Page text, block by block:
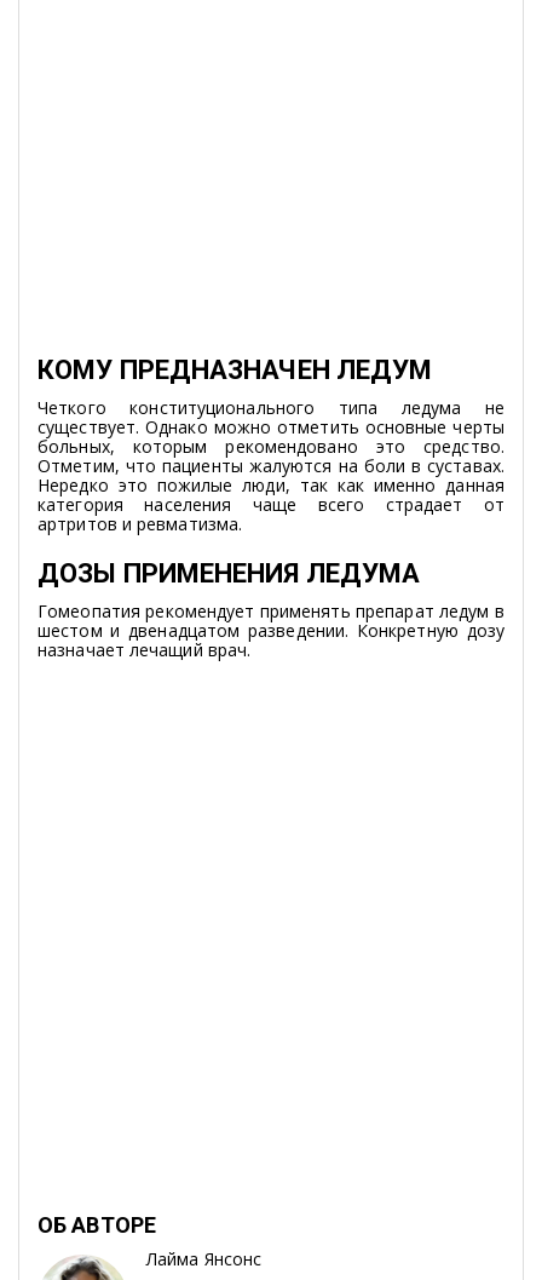
КОМУ ПРЕДНАЗНАЧЕН ЛЕДУМ
Четкого конституционального типа ледума не
существует. Однако можно отметить основные черты
больных, которым рекомендовано это средство.
Отметим, что пациенты жалуются на боли в суставах.
Нередко это пожилые люди, так как именно данная
категория населения чаще всего страдает от
артритов и ревматизма.
ДОЗЫ ПРИМЕНЕНИЯ ЛЕДУМА
Гомеопатия рекомендует применять препарат ледум в
шестом и двенадцатом разведении. Конкретную дозу
назначает лечащий врач.
ОБ АВТОРЕ
Лайма Янсонс